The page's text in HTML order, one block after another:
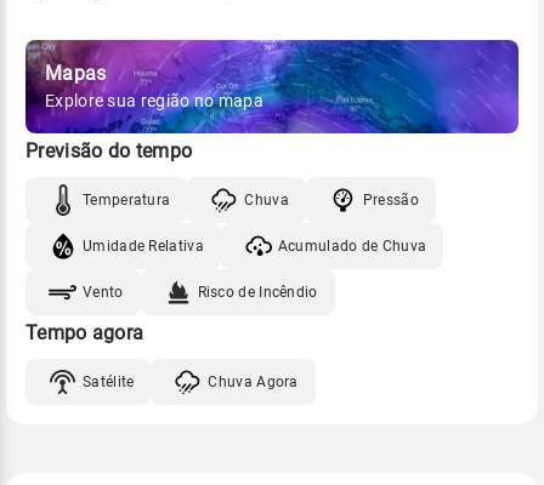
Mapas
Explore sua região no mapa
Previsão do tempo
Temperatura Chuva Pressão
Umidade Relativa Acumulado de Chuva
Vento Risco de Incêndio
Tempo agora
Satélite Chuva Agora